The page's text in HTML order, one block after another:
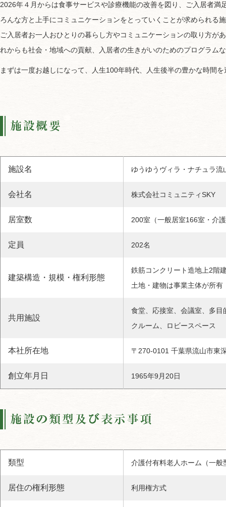
2026年４月からは食事サービスや診療機能の改善を図り、ご入居者
ろんな方と上手にコミュニケーションをとっていくことが求められる
ご入居者お一人おひとりの暮らし方やコミュニケーションの取り方
れからも社会・地域への貢献、入居者の生きがいのためのプログラム
まずは一度お越しになって、人生100年時代、人生後半の豊かな時間
施設名 ゆうゆうヴィラ・ナチュラ流
会社名 株式会社コミュニティSKY
居室数 200室（一般居室166室・介
定員 202名
建築構造・規模・権利形態
鉄筋コンクリート造地上2階
土地・建物は事業主体が所有
共用施設
食堂、応接室、会議室、多
クルーム、ロビースペース
本社所在地 〒270-0101 千葉県流山市東
創立年月日 1965年9月20日
類型 介護付有料老人ホーム（一
居住の権利形態 利用権方式